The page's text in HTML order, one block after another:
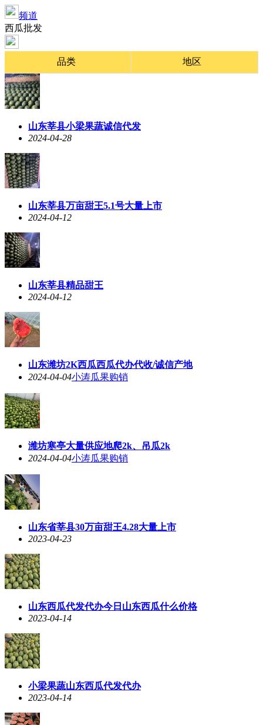
频道
西瓜批发
品类 地区
山东莘县小梁果蔬诚信代发
2024-04-28
山东莘县万亩甜王5.1号大量上市
2024-04-12
山东莘县精品甜王
2024-04-12
山东潍坊2K西瓜西瓜代办代收/诚信产地
2024-04-04小涛瓜果购销
潍坊寒亭大量供应地爬2k、吊瓜2k
2024-04-04小涛瓜果购销
山东省莘县30万亩甜王4.28大量上市
2023-04-23
山东西瓜代发代办今日山东西瓜什么价格
2023-04-14
小梁果蔬山东西瓜代发代办
2023-04-14